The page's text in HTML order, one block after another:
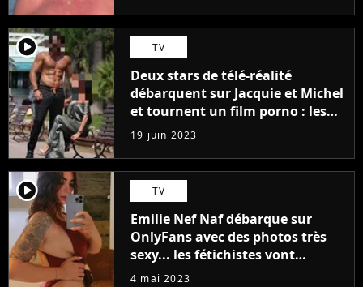
player2 TV
Deux stars de télé-réalité
débarquent sur Jacquie et Michel
et tournent un film porno : les
premières images du tournage
(exclu)
19 juin 2023
player2 TV
Emilie Nef Naf débarque sur
OnlyFans avec des photos très
sexy... les fétichistes vont
prendre leur pied !
4 mai 2023